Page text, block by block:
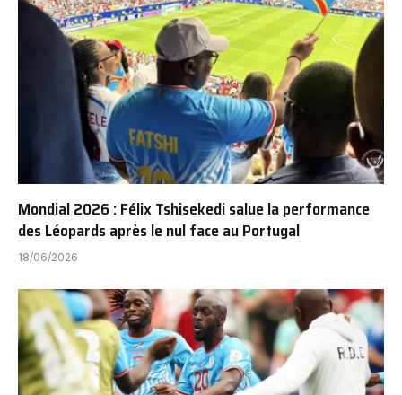
Mondial 2026 : Félix Tshisekedi salue la performance
des Léopards après le nul face au Portugal
18/06/2026